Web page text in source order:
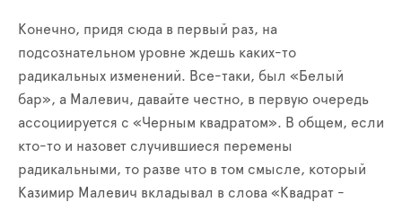
Конечно, придя сюда в первый раз, на
подсознательном уровне ждешь каких-то
радикальных изменений. Все-таки, был «Белый
бар», а Малевич, давайте честно, в первую очередь
ассоциируется с «Черным квадратом». В общем, если
кто-то и назовет случившиеся перемены
радикальными, то разве что в том смысле, который
Казимир Малевич вкладывал в слова «Квадрат -